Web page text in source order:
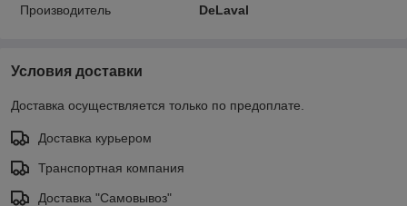
Производитель DeLaval
Условия доставки
Доставка осуществляется только по предоплате.
Доставка курьером
Транспортная компания
Доставка "Самовывоз"